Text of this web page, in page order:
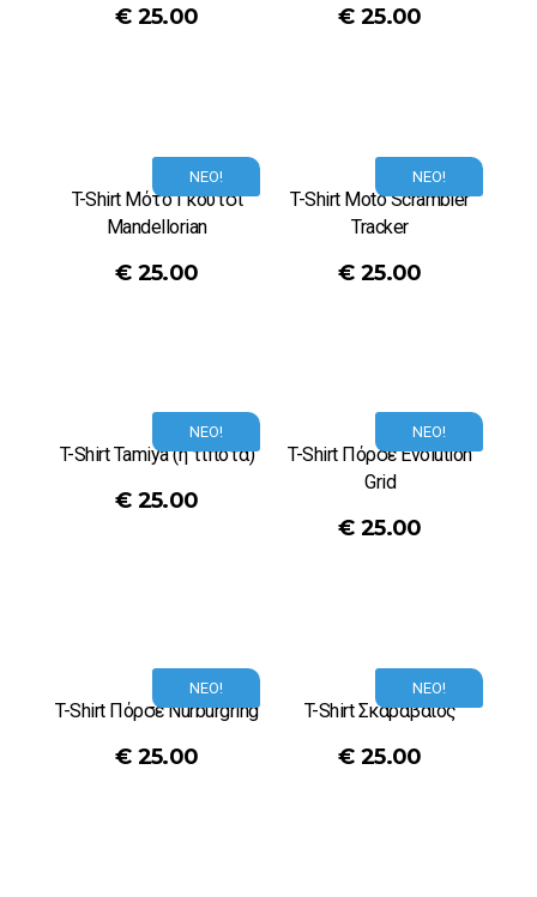
€ 25.00 € 25.00
ΝΕΟ!
T-Shirt Μότο Γκούτσι
Mandellorian
€ 25.00
ΝΕΟ!
T-Shirt Moto Scrambler
Tracker
€ 25.00
ΝΕΟ!
T-Shirt Tamiya (ή τίποτα)
€ 25.00
ΝΕΟ!
T-Shirt Πόρσε Evolution
Grid
€ 25.00
ΝΕΟ!
T-Shirt Πόρσε Nurburgring
€ 25.00
ΝΕΟ!
T-Shirt Σκαραβαίος
€ 25.00